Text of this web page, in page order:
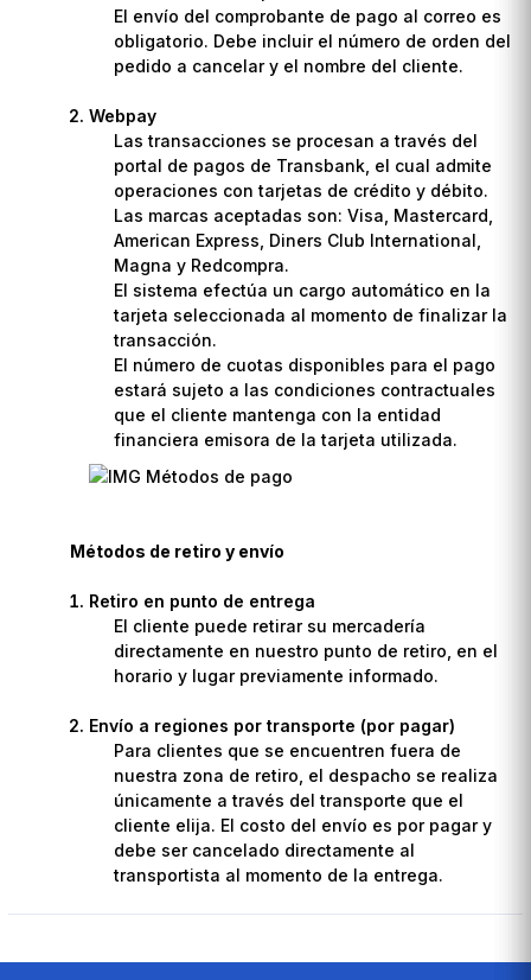
El envío del comprobante de pago al correo es
obligatorio. Debe incluir el número de orden del
pedido a cancelar y el nombre del cliente.
Webpay
Las transacciones se procesan a través del
portal de pagos de Transbank, el cual admite
operaciones con tarjetas de crédito y débito.
Las marcas aceptadas son: Visa, Mastercard,
American Express, Diners Club International,
Magna y Redcompra.
El sistema efectúa un cargo automático en la
tarjeta seleccionada al momento de finalizar la
transacción.
El número de cuotas disponibles para el pago
estará sujeto a las condiciones contractuales
que el cliente mantenga con la entidad
financiera emisora de la tarjeta utilizada.
Métodos de retiro y envío
Retiro en punto de entrega
El cliente puede retirar su mercadería
directamente en nuestro punto de retiro, en el
horario y lugar previamente informado.
Envío a regiones por transporte (por pagar)
Para clientes que se encuentren fuera de
nuestra zona de retiro, el despacho se realiza
únicamente a través del transporte que el
cliente elija. El costo del envío es por pagar y
debe ser cancelado directamente al
transportista al momento de la entrega.